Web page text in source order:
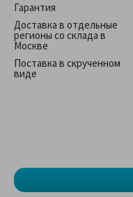
Гарантия
Доставка в отдельные
регионы со склада в
Москве
Поставка в скрученном
виде